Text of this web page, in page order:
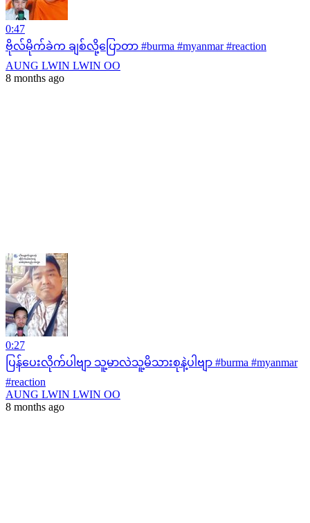
0:47
ဗိုလ်မိုက်ခဲက ချစ်လို့ပြောတာ #burma #myanmar #reaction
AUNG LWIN LWIN OO
8 months ago
0:27
ပြန်ပေးလိုက်ပါဗျာ သူ့မာလဲသူ့မိသားစုနဲ့ပါဗျာ #burma #myanmar
#reaction
AUNG LWIN LWIN OO
8 months ago